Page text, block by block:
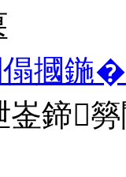
摑鍦
崟鍗